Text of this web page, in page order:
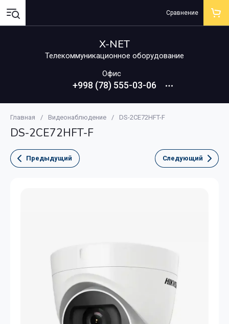
X-NET
Телекоммуникационное оборудование
Офис
+998 (78) 555-03-06
Сравнение
Главная / Видеонаблюдение / DS-2CE72HFT-F
DS-2CE72HFT-F
Предыдущий Следующий